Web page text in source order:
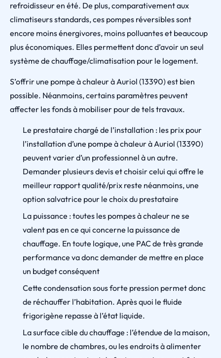
refroidisseur en été. De plus, comparativement aux
climatiseurs standards, ces pompes réversibles sont
encore moins énergivores, moins polluantes et beaucoup
plus économiques. Elles permettent donc d’avoir un seul
système de chauffage/climatisation pour le logement.
S’offrir une pompe à chaleur à Auriol (13390) est bien
possible. Néanmoins, certains paramètres peuvent
affecter les fonds à mobiliser pour de tels travaux.
Le prestataire chargé de l’installation : les prix pour
l’installation d’une pompe à chaleur à Auriol (13390)
peuvent varier d’un professionnel à un autre.
Demander plusieurs devis et choisir celui qui offre le
meilleur rapport qualité/prix reste néanmoins, une
option salvatrice pour le choix du prestataire
La puissance : toutes les pompes à chaleur ne se
valent pas en ce qui concerne la puissance de
chauffage. En toute logique, une PAC de très grande
performance va donc demander de mettre en place
un budget conséquent
Cette condensation sous forte pression permet donc
de réchauffer l’habitation. Après quoi le fluide
frigorigène repasse à l’état liquide.
La surface cible du chauffage : l’étendue de la maison,
le nombre de chambres, ou les endroits à alimenter